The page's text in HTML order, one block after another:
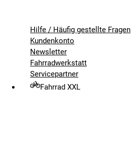
Hilfe / Häufig gestellte Fragen
Kundenkonto
Newsletter
Fahrradwerkstatt
Servicepartner
Fahrrad XXL